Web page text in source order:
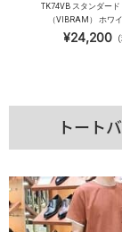
TK74VB スタンダー
（VIBRAM） ホワ
¥24,200（
トート